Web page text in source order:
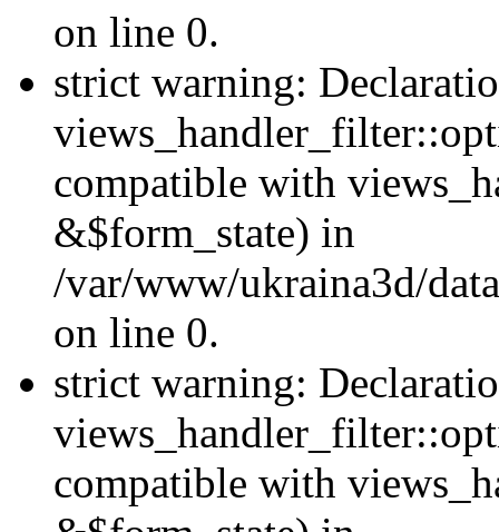
on line 0.
strict warning:
compatible with
&$form_state) in
/var/www/ukraina3d/
on line 0.
strict warning:
compatible with